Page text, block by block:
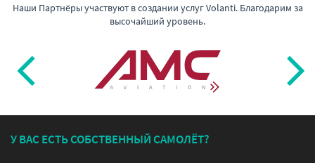
Наши Партнёры участвуют в создании услуг Volanti. Благодарим за
высочайший уровень.
У ВАС ЕСТЬ СОБСТВЕННЫЙ САМОЛЁТ?